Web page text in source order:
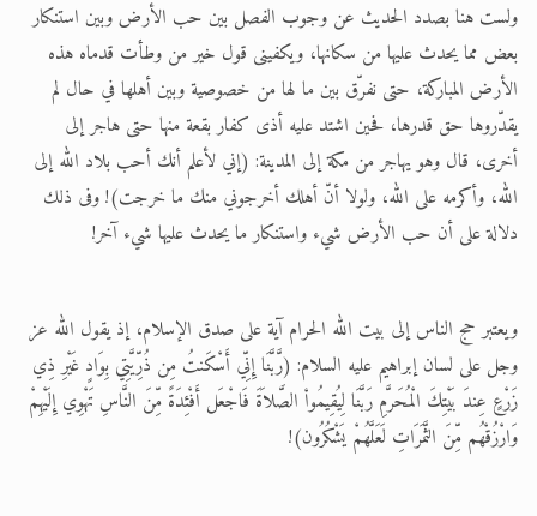
ولست هنا بصدد الحديث عن وجوب الفصل بين حب الأرض وبين استنكار
بعض مما يحدث عليها من سكانها، ويكفينى قول خير من وطأت قدماه هذه
الأرض المباركة، حتى نفرّق بين ما لها من خصوصية وبين أهلها في حال لم
يقدّروها حق قدرها، فحين اشتد عليه أذى كفار بقعة منها حتى هاجر إلى
أخرى، قال وهو يهاجر من مكة إلى المدينة: (إني لأعلم أنك أحب بلاد الله إلى
الله، وأكرمه على الله، ولولا أنّ أهلك أخرجوني منك ما خرجت)! وفى ذلك
دلالة على أن حب الأرض شيء واستنكار ما يحدث عليها شيء آخر!
ويعتبر حج الناس إلى بيت الله الحرام آية على صدق الإسلام، إذ يقول الله عز
وجل على لسان إبراهيم عليه السلام: (رَّبَّنَا إِنِّي أَسْكَنتُ مِن ذُرِّيَّتِي بِوَادٍ غَيْرِ ذِي
زَرْعٍ عِندَ بَيْتِكَ الْمُحَرَّمِ رَبَّنَا لِيُقِيمُواْ الصَّلاَةَ فَاجْعَل أَفْئِدَةً مِّنَ النَّاسِ تَهْوِي إِلَيْهِمْ
وَارْزُقْهُم مِّنَ الثَّمَرَاتِ لَعَلَّهُمْ يَشْكُرُون)!